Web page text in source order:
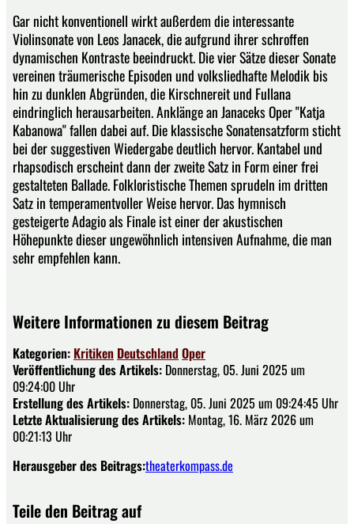
Gar nicht konventionell wirkt außerdem die interessante
Violinsonate von Leos Janacek, die aufgrund ihrer schroffen
dynamischen Kontraste beeindruckt. Die vier Sätze dieser Sonate
vereinen träumerische Episoden und volksliedhafte Melodik bis
hin zu dunklen Abgründen, die Kirschnereit und Fullana
eindringlich herausarbeiten. Anklänge an Janaceks Oper "Katja
Kabanowa" fallen dabei auf. Die klassische Sonatensatzform sticht
bei der suggestiven Wiedergabe deutlich hervor. Kantabel und
rhapsodisch erscheint dann der zweite Satz in Form einer frei
gestalteten Ballade. Folkloristische Themen sprudeln im dritten
Satz in temperamentvoller Weise hervor. Das hymnisch
gesteigerte Adagio als Finale ist einer der akustischen
Höhepunkte dieser ungewöhnlich intensiven Aufnahme, die man
sehr empfehlen kann.
Weitere Informationen zu diesem Beitrag
Kategorien: Kritiken Deutschland Oper
Veröffentlichung des Artikels: Donnerstag, 05. Juni 2025 um
09:24:00 Uhr
Erstellung des Artikels: Donnerstag, 05. Juni 2025 um 09:24:45 Uhr
Letzte Aktualisierung des Artikels: Montag, 16. März 2026 um
00:21:13 Uhr
Herausgeber des Beitrags:theaterkompass.de
Teile den Beitrag auf